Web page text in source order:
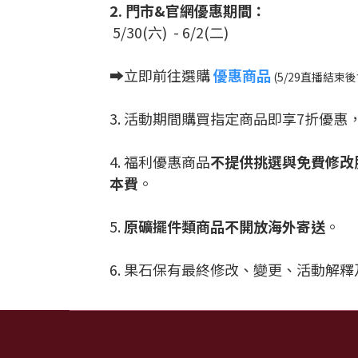
2. 門市&官網優惠期間：
5/30(六) - 6/2(二)
➡️立即前往選購優惠商品 (5/29直播結束
3. 活動期間購買指定商品即享7折優
4. 福利優惠商品不提供挑選與免費修
本費 。
5.原礦擺件類商品不開放海外寄送 。
6. 果石保有最終修改、變更、活動解